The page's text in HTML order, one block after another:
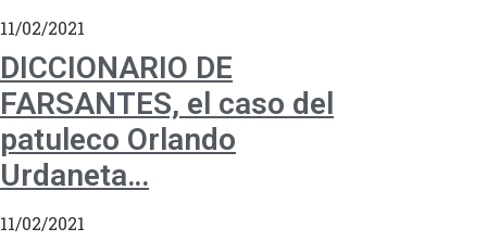
11/02/2021
DICCIONARIO DE
FARSANTES, el caso del
patuleco Orlando
Urdaneta…
11/02/2021